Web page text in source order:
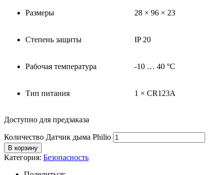
Размеры 28 × 96 × 23
Степень защиты IP 20
Рабочая температура -10 … 40 °C
Тип питания 1 × CR123A
Доступно для предзаказа
Количество Датчик дыма Philio
В корзину
Категория: Безопасность